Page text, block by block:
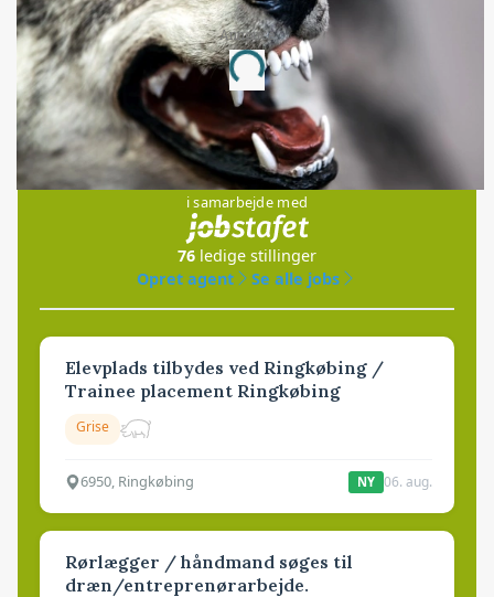
Annonce
Loading...
Jobs
i samarbejde med
76 ledige stillinger
Opret agent
Se alle jobs
Elevplads tilbydes ved Ringkøbing /
Trainee placement Ringkøbing
Grise
6950, Ringkøbing NY 06. aug.
Rørlægger / håndmand søges til
dræn/entreprenørarbejde.